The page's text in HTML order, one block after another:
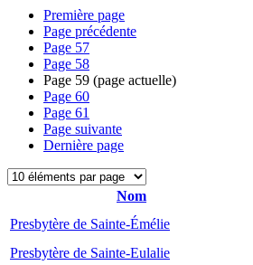
Première page
Page précédente
Page 57
Page 58
Page 59 (page actuelle)
Page 60
Page 61
Page suivante
Dernière page
Nom
Presbytère de Sainte-Émélie
Presbytère de Sainte-Eulalie